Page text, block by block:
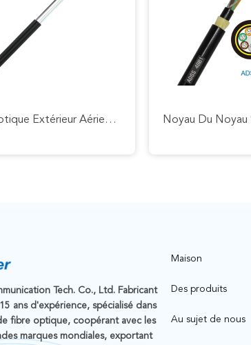
Câble Optique Extérieur Aérien Unimodal De Fibre De GJYXFCH Pour L'appui D'individu De FTTH
Tech. Co., Ltd. Fabricant
ans d'expérience, spécialisé dans
fibre optique, coopérant avec les
marques mondiales, exportant
Maison
Des produits
Au sujet de nous